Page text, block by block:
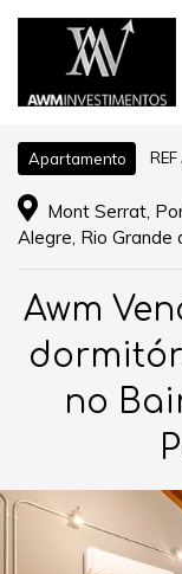
Apartamento
Mont Serrat,
Alegre, Rio Grande
Awm
no